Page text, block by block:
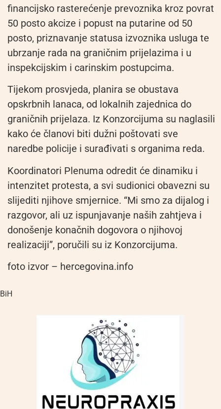
financijsko rasterećenje prevoznika kroz povrat
50 posto akcize i popust na putarine od 50
posto, priznavanje statusa izvoznika usluga te
ubrzanje rada na graničnim prijelazima i u
inspekcijskim i carinskim postupcima.
Tijekom prosvjeda, planira se obustava
opskrbnih lanaca, od lokalnih zajednica do
graničnih prijelaza. Iz Konzorcijuma su naglasili
kako će članovi biti dužni poštovati sve
naredbe policije i surađivati s organima reda.
Koordinatori Plenuma odredit će dinamiku i
intenzitet protesta, a svi sudionici obavezni su
slijediti njihove smjernice. “Mi smo za dijalog i
razgovor, ali uz ispunjavanje naših zahtjeva i
donošenje konačnih dogovora o njihovoj
realizaciji”, poručili su iz Konzorcijuma.
foto izvor – hercegovina.info
BiH